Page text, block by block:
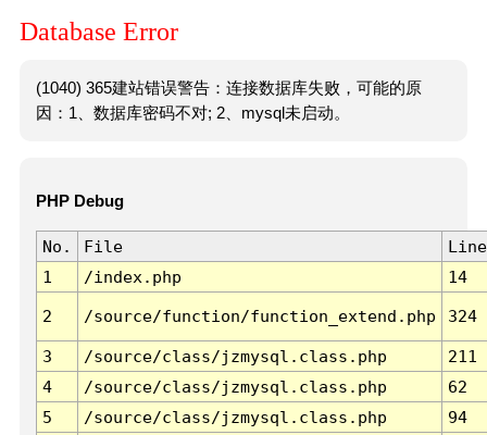
Database Error
(1040) 365建站错误警告：连接数据库失败，可能的原
因：1、数据库密码不对; 2、mysql未启动。
PHP Debug
No. File
Line
1
/index.php 14
2 /source/function/function_extend.php 324
3 /source/class/jzmysql.class.php
211
4
/source/class/jzmysql.class.php
62
5
/source/class/jzmysql.class.php
94